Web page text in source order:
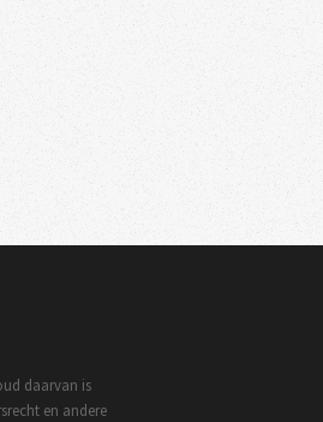
daarvan is
en andere